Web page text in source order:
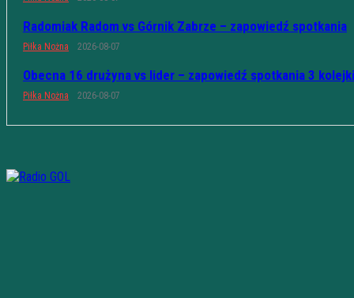
Radomiak Radom vs Górnik Zabrze – zapowiedź spotkania
Piłka Nożna 2026-08-07
Obecna 16 drużyna vs lider – zapowiedź spotkania 3 kolejki
Piłka Nożna 2026-08-07